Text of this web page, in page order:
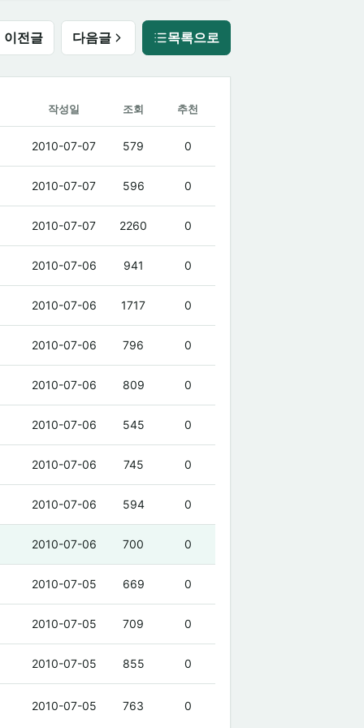
이전글 다음글 목록으로
작성일 조회 추천
2010-07-07 579 0
2010-07-07 596 0
2010-07-07 2260 0
2010-07-06 941 0
2010-07-06 1717 0
2010-07-06 796 0
2010-07-06 809 0
2010-07-06 545 0
2010-07-06 745 0
2010-07-06 594 0
2010-07-06 700 0
2010-07-05 669 0
2010-07-05 709 0
2010-07-05 855 0
2010-07-05 763 0